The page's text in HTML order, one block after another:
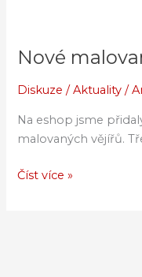
Nové
Diskuze /Aktuality /
Na eshop jsme
malovaných vějířů.
Nové
vějíře
Číst více »